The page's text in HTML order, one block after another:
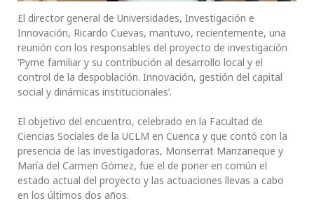
El director general de Universidades, Investigación e
Innovación, Ricardo Cuevas, mantuvo, recientemente, una
reunión con los responsables del proyecto de investigación
‘Pyme familiar y su contribución al desarrollo local y el
control de la despoblación. Innovación, gestión del capital
social y dinámicas institucionales’.
El objetivo del encuentro, celebrado en la Facultad de
Ciencias Sociales de la UCLM en Cuenca y que contó con la
presencia de las investigadoras, Monserrat Manzaneque y
María del Carmen Gómez, fue el de poner en común el
estado actual del proyecto y las actuaciones llevas a cabo
en los últimos dos años.